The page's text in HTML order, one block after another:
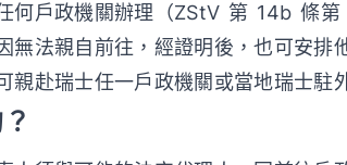
何戶政機關辦理（ZStV 第 14b 條第
無法親自前往，經證明後，也可安
親赴瑞士任一戶政機關或當地瑞士駐